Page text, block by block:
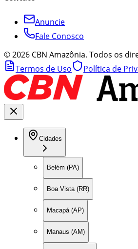
Anuncie
Fale Conosco
©2026 CBN Amazônia. Todos os
Termos de Uso
Política de
Cidades
Belém (PA)
Boa Vista (RR)
Macapá (AP)
Manaus (AM)